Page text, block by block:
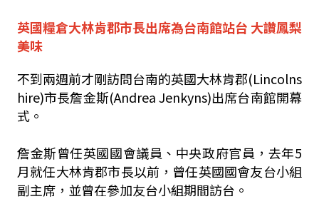
英國糧倉大林肯郡市長出席為台南館站台 大讚鳳梨
美味
不到兩週前才剛訪問台南的英國大林肯郡(Lincolns
hire)市長詹金斯(Andrea Jenkyns)出席台南館開幕
式。
詹金斯曾任英國國會議員、中央政府官員，去年5
月就任大林肯郡市長以前，曾任英國國會友台小組
副主席，並曾在參加友台小組期間訪台。